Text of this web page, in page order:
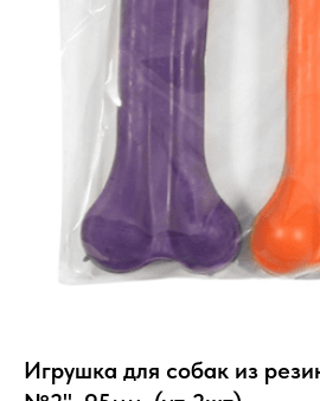
Игрушка для собак из